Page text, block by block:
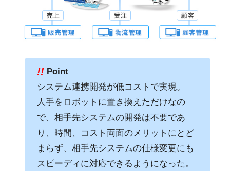
!! Point
システム連携開発が低コストで実現。
人手をロボットに置き換えただけなの
で、相手先システムの開発は不要であ
り、時間、コスト両面のメリットにとど
まらず、相手先システムの仕様変更にも
スピーディに対応できるようになった。